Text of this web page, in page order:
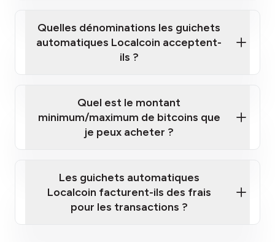
Quelles dénominations les guichets
automatiques Localcoin acceptent-
ils ?
Quel est le montant
minimum/maximum de bitcoins que
je peux acheter ?
Les guichets automatiques
Localcoin facturent-ils des frais
pour les transactions ?